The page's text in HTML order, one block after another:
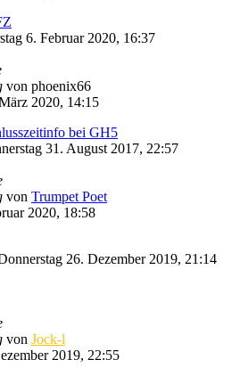
6. Februar 2020, 16:37
von phoenix66
2020, 14:15
bei GH5
31. August 2017, 22:57
von Trumpet Poet
2020, 18:58
26. Dezember 2019, 21:14
von Jock-l
2019, 22:55